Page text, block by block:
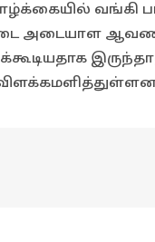
வங்கி
அடையாள